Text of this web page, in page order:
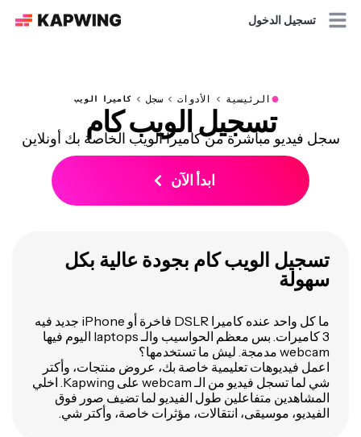
تسجيل الدخول
● الرئيسية الأدوات سجل كاميرا الويب
تسجيل الويب كام
سجل فيديو مباشرة من كاميرا الويب الخاصة بك أونلاين
ابدأ الآن
تسجيل الويب كام بجودة عالية بكل
سهولة
ما كل واحد عنده كاميرا DSLR فاخرة أو iPhone جديد فيه
3 كاميرات. بس معظم الحواسيب والـ laptops اليوم فيها
webcam مدمجة. ليش ما تستخدمها؟
اعمل فيديوهات تعليمية خاصة بك، عروض منتجات، وأكتر
شي لما تسجل فيديو من الـ webcam على Kapwing. اخلي
المشاهدين متفاعلين طول الفيديو لما تضيف صور فوق
الفيديو، موسيقى، انتقالات، مؤثرات خاصة، وأكتر شي.